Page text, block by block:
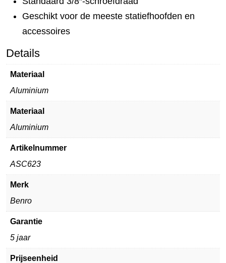
Geschikt voor de meeste statiefhoofden en
accessoires
Details
Materiaal
Aluminium
Materiaal
Aluminium
Artikelnummer
ASC623
Merk
Benro
Garantie
5 jaar
Prijseenheid